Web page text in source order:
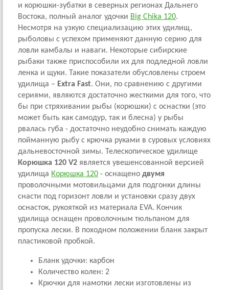
и корюшки-зубатки в северных регионах Дальнего
Востока, полный аналог удочки Big Chika 120.
Несмотря на узкую специализацию этих удилищ,
рыболовы с успехом применяют данную серию для
ловли камбалы и наваги. Некоторые сибирские
рыбаки также приспособили их для подледной ловли
ленка и щуки. Такие показатели обусловлены строем
удилища – Extra Fast. Они, по сравнению с другими
сериями, являются достаточно жесткими для того, что
бы при стряхивании рыбы (корюшки) с оснастки (это
может быть как самодур, так и блесна) у рыбы
рвалась губа - достаточно неудобно снимать каждую
пойманную рыбу с крючка руками в суровых условиях
дальневосточной зимы. Телескопическое удилище
Корюшка 120 V2 является увешенсованной версией
удилища Корюшка 120 - оснащено двумя
проволочными мотовильцами для подгонки длины
снасти под горизонт ловли и установки сразу двух
оснасток, рукояткой из материала EVA. Кончик
удилища оснащен проволочным тюльпаном для
пропуска лески. В походном положении бланк закрыт
пластиковой пробкой.
Бланк удочки: карбон
Количество колен: 2
Крючки для намотки лески изготовлены из